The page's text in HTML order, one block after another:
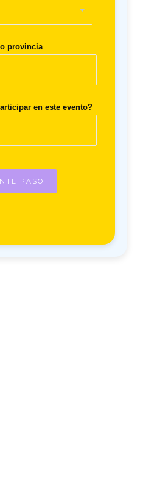
provincia
en este evento?